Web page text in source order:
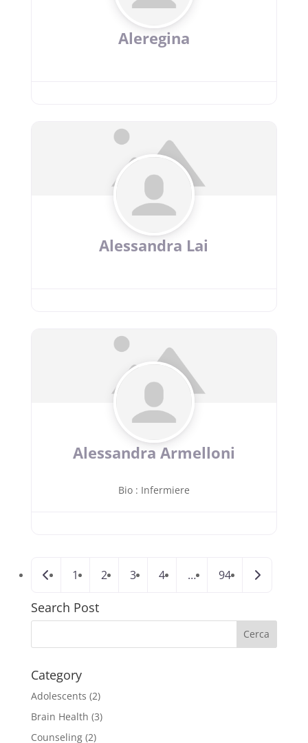
Aleregina
Alessandra Lai
Alessandra Armelloni
Bio : Infermiere
Newer posts
1 2 3 4 … 94 Older
Search Post
Category
Adolescents (2)
Brain Health (3)
Counseling(2)